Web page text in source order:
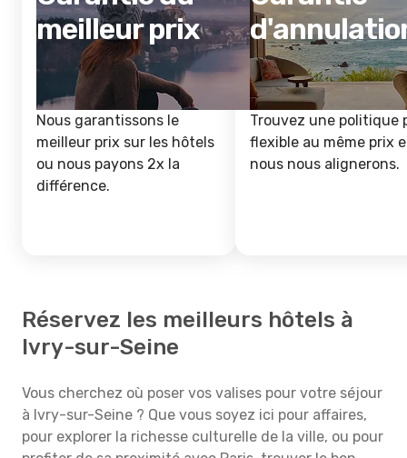
meilleur prix
Nous garantissons le
meilleur prix sur les hôtels
ou nous payons 2x la
différence.
Trouvez une politique
flexible au même prix
nous nous alignerons.
Réservez les meilleurs hôtels à
Ivry-sur-Seine
Vous cherchez où poser vos valises pour votre séjour
à Ivry-sur-Seine ? Que vous soyez ici pour affaires,
pour explorer la richesse culturelle de la ville, ou pour